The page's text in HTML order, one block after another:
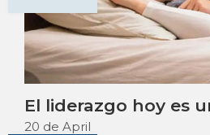
Sarria Allende, V., Dams,
Robiolo, G.
Academy of Management
(Abstract).
https://journals.aom.org/doi/
El liderazgo hoy es
20 de April